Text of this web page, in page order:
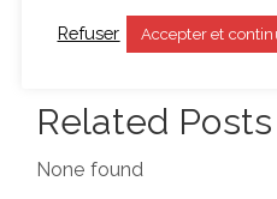
WERTHEIMER
Related Posts
None found
Refuser Accepter et